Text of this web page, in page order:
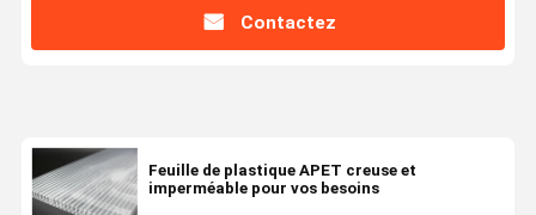
Contactez
Feuille de plastique APET creuse et
imperméable pour vos besoins